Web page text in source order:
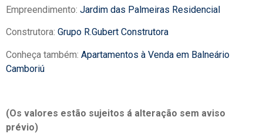
Empreendimento: Jardim das Palmeiras Residencial
Construtora: Grupo R.Gubert Construtora
Conheça também: Apartamentos à Venda em Balneário
Camboriú
(Os valores estão sujeitos á alteração sem aviso
prévio)